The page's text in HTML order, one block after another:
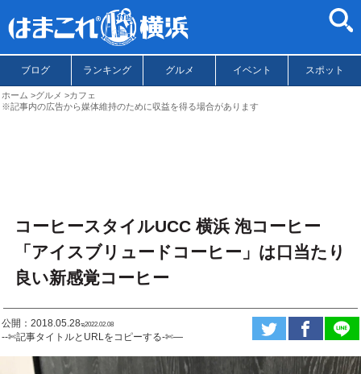
ブログ ランキング グルメ イベント スポット
ホーム グルメ
カフェ
※記事内の広告から媒体維持のために収益を得る場合があります
コーヒースタイルUCC 横浜 泡コーヒー
「アイスブリュードコーヒー」は口当たり
良い新感覚コーヒー
公開：2018.05.28ಇ2022.02.08
--✄記事タイトルとURLをコピーする-✄—